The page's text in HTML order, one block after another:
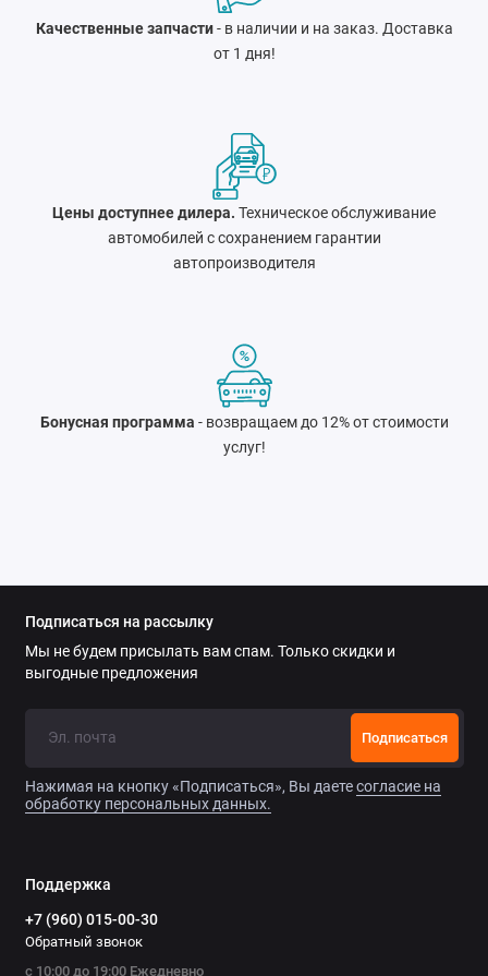
Качественные запчасти- в наличии и на заказ. Доставка
от 1 дня!
Цены доступнее дилера. Техническое обслуживание
автомобилей с сохранением гарантии
автопроизводителя
Бонусная программа - возвращаем до 12% от стоимости
услуг!
Подписаться на рассылку
Мы не будем присылать вам спам. Только скидки и
выгодные предложения
Подписаться
Нажимая на кнопку «Подписаться», Вы даетесогласие на
обработку персональных данных.
Поддержка
+7 (960) 015-00-30
Обратный звонок
с 10:00 до 19:00 Ежедневно